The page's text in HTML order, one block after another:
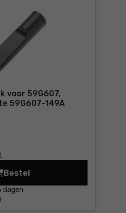
voor 59G607,
59G607-149A
dagen
Bestel
Spleetmondstuk voor